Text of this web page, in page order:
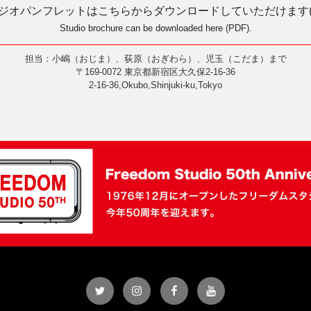
オパンフレットはこちらからダウンロードしていただけま
Studio brochure can be downloaded here (PDF).
担当：小嶋（おじま）、荻原（おぎわら）、児玉（こだま）まで
〒169-0072 東京都新宿区大久保2-16-36
2-16-36,Okubo,Shinjuki-ku,Tokyo
Twitter InstagramFacebookYouTube